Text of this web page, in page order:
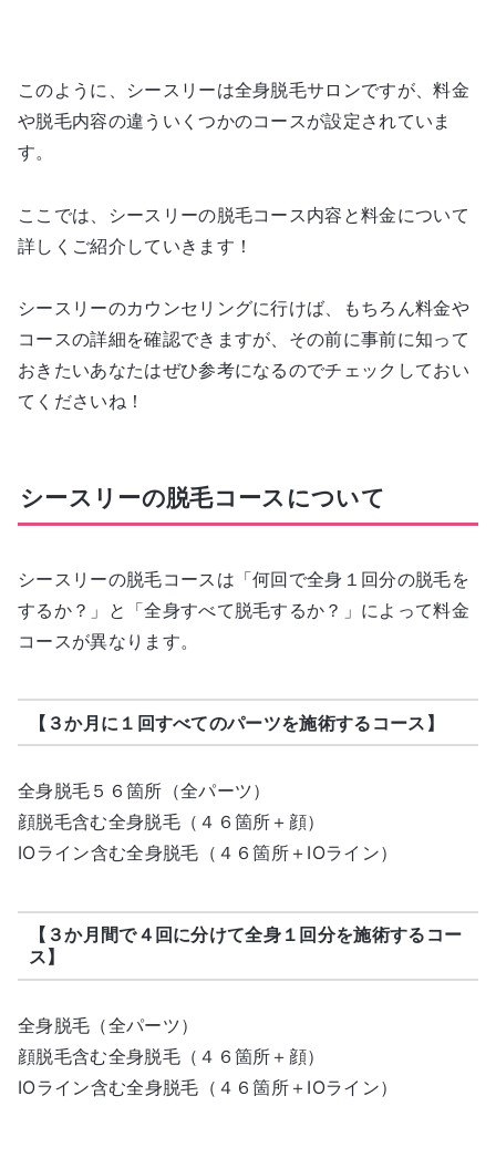
このように、シースリーは全身脱毛サロンですが、料金
や脱毛内容の違ういくつかのコースが設定されていま
す。
ここでは、シースリーの脱毛コース内容と料金について
詳しくご紹介していきます！
シースリーのカウンセリングに行けば、もちろん料金や
コースの詳細を確認できますが、その前に事前に知って
おきたいあなたはぜひ参考になるのでチェックしておい
てくださいね！
シースリーの脱毛コースについて
シースリーの脱毛コースは「何回で全身１回分の脱毛を
するか？」と「全身すべて脱毛するか？」によって料金
コースが異なります。
【３か月に１回すべてのパーツを施術するコース】
全身脱毛５６箇所（全パーツ）
顔脱毛含む全身脱毛（４６箇所＋顔）
IOライン含む全身脱毛（４６箇所＋IOライン）
【３か月間で４回に分けて全身１回分を施術するコー
ス】
全身脱毛（全パーツ）
顔脱毛含む全身脱毛（４６箇所＋顔）
IOライン含む全身脱毛（４６箇所＋IOライン）